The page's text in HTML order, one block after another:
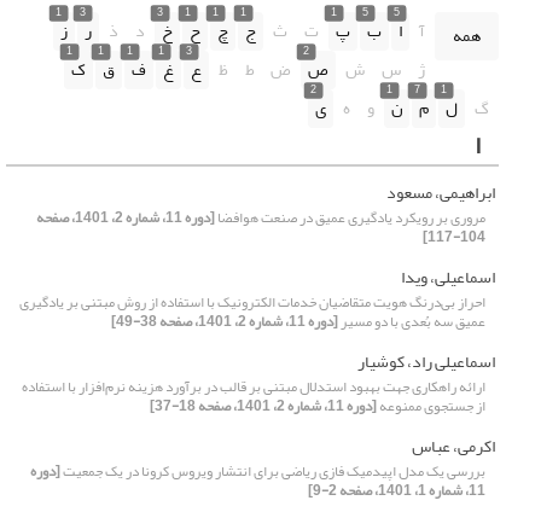
همه آ
5
ا
5
ب
1
پ ت ث
1
ج
1
چ
1
ح
3
خ د ذ
3
ر
1
ز
ژ س ش
2
ص ض ط ظ
3
ع
1
غ
1
ف
1
ق
1
ک
گ
1
ل
7
م
1
ن و ه
2
ی
ا
ابراهیمی، مسعود
مروری بر رویکرد یادگیری عمیق در صنعت هوافضا [دوره 11، شماره 2، 1401، صفحه
104-117]
اسماعیلی، ویدا
احراز بی‌درنگ هویت متقاضیان خدمات الکترونیک با استفاده از روش مبتنی بر یادگیری
عمیق سه بُعدی با دو مسیر[دوره 11، شماره 2، 1401، صفحه 38-49]
اسماعیلی راد، کوشیار
ارائه راهکاری جهت بهبود استدلال مبتنی بر قالب در برآورد هزینه نرم‌افزار با استفاده
از جستجوی ممنوعه[دوره 11، شماره 2، 1401، صفحه 18-37]
اکرمی، عباس
بررسی یک مدل اپیدمیک فازی ریاضی برای انتشار ویروس کرونا در یک جمعیت[دوره
11، شماره 1، 1401، صفحه 2-9]